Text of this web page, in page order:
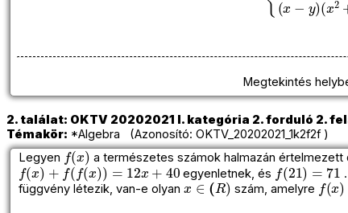
Megtekintés
2. találat: OKTV 20202021 I. kategória 2. forduló 2.
Témakör: *Algebra (Azonosító: OKTV_20202021_1k2f2f )
Legyen
f(x)
a természetes számok halmazán
f(x)+f( f(x))=12x+40
egyenletnek, és
f(21)=71
függvény létezik, van-e olyan
x∈(R)
szám, amelyre
f(x)=